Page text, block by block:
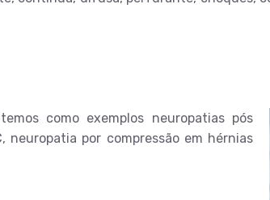
como exemplos neuropatias pós
neuropatia por compressão em hérnias